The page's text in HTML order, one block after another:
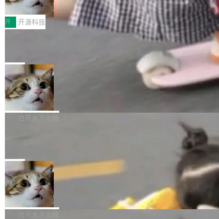
变体：Switchable...
那个创业公司。不同的是，这次它构建在 Cloudf
lare Workers 上——我花了九年时间搭建的平台
——并且深度集成了 AI。这基本上是我十年秘密
数据库，按名称寻址，复制到你自己的 S3 兼容
存储库里。节点之间只通过这个存储库协调——
没有控制平面，没有共识协议。每个对象自带一
个小型数据库，应用天然按分片构建，单个数据
库的竞争和爆炸半径问题在设计层面就被消除
了。 闲置的 cell 会休眠到几乎不占资源。当 cel
l 迁移或唤醒时，新宿主从 S3 恢复 SQLite 数据
库继续执行。存储库是持久化的唯一真相...
性能、流畅双第一，三星Galaxy Z系列
新折叠缺席
2026年7月的手机市场，由于存储等硬件成本暴
增，手机厂商的日子也不好过啊，新机速度明显
放缓，因此硝烟味淡了许多。新机参数规格除开
高价的三星折叠（三星Galaxy Z Fold8 Ultra / Z
Fold8 / Z Flip8）外，其余要么是中低端机器，
例如iQOO Z11i、REDMI Note 17、REDMI No
te 17 Pro、OPPO K15，要么是vivo X300 E这
样的次旗舰。 Galaxy Z Fold8 Ultra / Z Fold8 /
Z Flip8三款折叠屏新机均在7月22日发布，且全
部搭载骁龙8 Elite Gen5 for Galaxy，它们本该
开 开源科技
Zed 编辑器团队发布了新项目——DeltaDB，一
个在 git commit 之间记录每一次编辑操作的版
本控制系统。目前处于 Early Access 阶段。 De
ltaDB 的核心思路直接写在 landing page 最显
眼的位置：「Software is made between com
mits」——软件是在 commit 之间写出来的。git
是把这段空隙补上。 回退到任何一次编辑：Delt
aDB 捕获 commit 之间的每一次操作，...
局
SpaceXAI 单季资本开支达 183 亿美元
根据风险投资人Tomer Tunguz 博客（VC 分
析）披露的最新分析与第二季度业绩报告，Spac
微软同期总资本开支的四成。 与亚马逊、Alpha
bet、微软以及 Meta 等传统科技巨头相比，Spa
ceXAI的资金消耗速度尤为引人瞩目。然而，支
撑庞大支出的资金来源却呈现出截然不同的面
貌。数据显示，微软和 Meta 主要依托充沛的经
白开水不加糖
一个在终端里运行的编程 agent；Muse Spark
1.2，驱动这个 agent 的新模型。一句话概括：
你可以用 curl -fsSL https://dev.meta.ai/install.
sh | bash 安装一个能在大项目里自动规划、写
代码、验证结果的 AI 终端工具。 据介绍，Muse
局
美团开源 LoHoSearch，用知识图谱校
准 AI 能力认知
机器出题的前提，是让机器拥有全局视野。整个
构建流程可以分为四个环节：建图 → 控制难度
白开水不加糖